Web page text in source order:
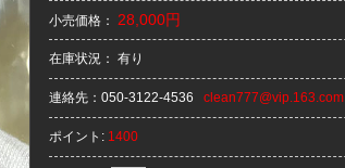
小売価格： 28,000円
在庫状況： 有り
連絡先： 050-3122-4536 clean777@vip.163.com
ポイント: 1400